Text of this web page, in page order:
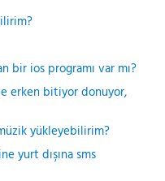
bir ios programı var mı?
erken bitiyor donuyor,
yükleyebilirim?
yurt dışına sms